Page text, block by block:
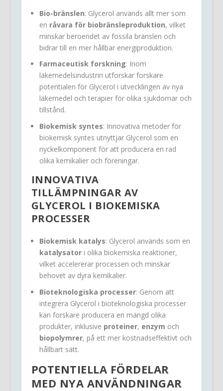
Bio-bränslen: Glycerol används allt mer som
en råvara för biobränsleproduktion, vilket
minskar beroendet av fossila bränslen och
bidrar till en mer hållbar energiproduktion.
Farmaceutisk forskning: Inom
läkemedelsindustrin utforskar forskare
potentialen för Glycerol i utvecklingen av nya
läkemedel och terapier för olika sjukdomar och
tillstånd.
Biokemisk syntes: Innovativa metoder för
biokemisk syntes utnyttjar Glycerol som en
nyckelkomponent för att producera en rad
olika kemikalier och föreningar.
INNOVATIVA
TILLÄMPNINGAR AV
GLYCEROL I BIOKEMISKA
PROCESSER
Biokemisk katalys: Glycerol används som en
katalysatori olika biokemiska reaktioner,
vilket accelererar processen och minskar
behovet av dyra kemikalier.
Bioteknologiska processer: Genom att
integrera Glycerol i bioteknologiska processer
kan forskare producera en mängd olika
produkter, inklusive proteiner, enzym och
biopolymrer, på ett mer kostnadseffektivt och
hållbart sätt.
POTENTIELLA FÖRDELAR
MED NYA ANVÄNDNINGAR